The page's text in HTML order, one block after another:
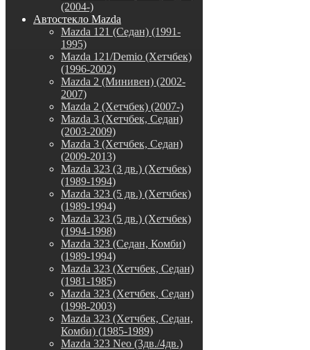
(2004-)
Автостекло Mazda
Mazda 121 (Седан) (1991-
1995)
Mazda 121/Demio (Хетчбек)
(1996-2002)
Mazda 2 (Минивен) (2002-
2007)
Mazda 2 (Хетчбек) (2007-)
Mazda 3 (Хетчбек, Седан)
(2003-2009)
Mazda 3 (Хетчбек, Седан)
(2009-2013)
Mazda 323 (3 дв.) (Хетчбек)
(1989-1994)
Mazda 323 (5 дв.) (Хетчбек)
(1989-1994)
Mazda 323 (5 дв.) (Хетчбек)
(1994-1998)
Mazda 323 (Седан, Комби)
(1989-1994)
Mazda 323 (Хетчбек, Седан)
(1981-1985)
Mazda 323 (Хетчбек, Седан)
(1998-2003)
Mazda 323 (Хетчбек, Седан,
Комби) (1985-1989)
Mazda 323 Neo (3дв./4дв.)